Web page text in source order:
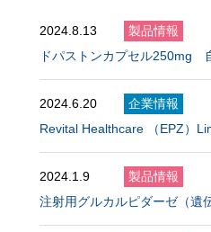
2024.8.13
製品情報
ドパストンカプセル250mg
2024.6.20
企業情報
Revital Healthcare （EPZ）
2024.1.9
製品情報
注射用グルカルピダーゼ（遺